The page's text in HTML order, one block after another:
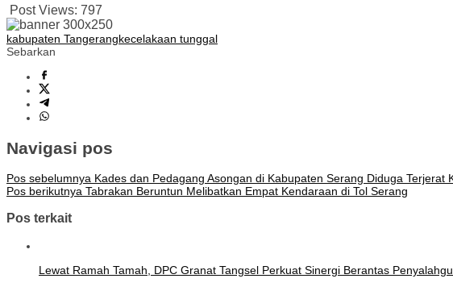
Post Views: 797
kabupaten Tangerangkecelakaan tunggal
Sebarkan
Navigasi pos
Pos sebelumnya Kades dan Pedagang Asongan di Kabupaten Serang Diduga Terjerat
Pos berikutnya Tabrakan Beruntun Melibatkan Empat Kendaraan di Tol Serang
Pos terkait
Lewat Ramah Tamah, DPC Granat Tangsel Perkuat Sinergi Berantas